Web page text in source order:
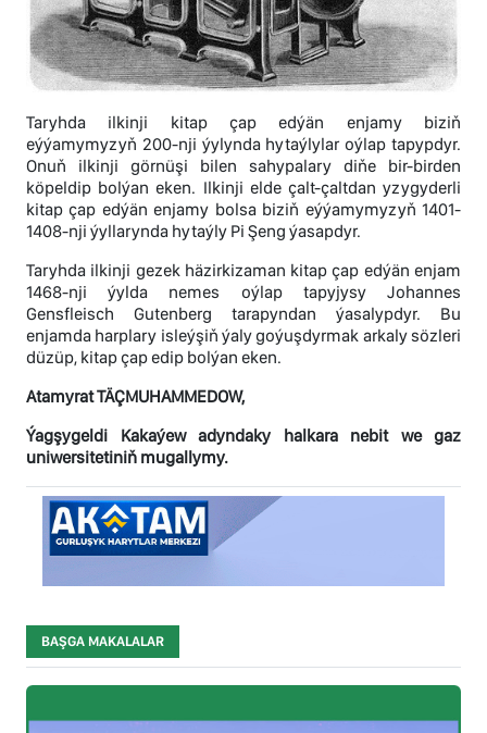
Taryhda ilkinji kitap çap edýän enjamy biziň
eýýamymyzyň 200-nji ýylynda hytaýlylar oýlap tapypdyr.
Onuň ilkinji görnüşi bilen sahypalary diňe bir-birden
köpeldip bolýan eken. Ilkinji elde çalt-çaltdan yzygyderli
kitap çap edýän enjamy bolsa biziň eýýamymyzyň 1401-
1408-nji ýyllarynda hytaýly Pi Şeng ýasapdyr.
Taryhda ilkinji gezek häzirkizaman kitap çap edýän enjam
1468-nji ýylda nemes oýlap tapyjysy Johannes
Gensfleisch Gutenberg tarapyndan ýasalypdyr. Bu
enjamda harplary isleýşiň ýaly goýuşdyrmak arkaly sözleri
düzüp, kitap çap edip bolýan eken.
Atamyrat TÄÇMUHAMMEDOW,
Ýagşygeldi Kakaýew adyndaky halkara nebit we gaz
uniwersitetiniň mugallymy.
BAŞGA MAKALALAR